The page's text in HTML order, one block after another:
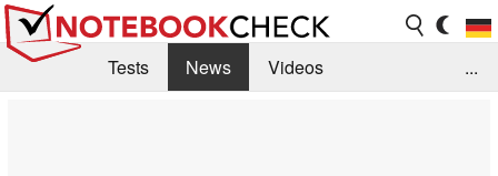
Tests News
Videos
...